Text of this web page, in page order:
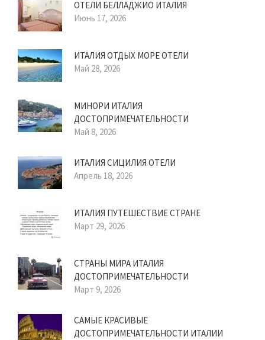
ОТЕЛИ БЕЛЛАДЖИО ИТАЛИЯ
Июнь 17, 2026
ИТАЛИЯ ОТДЫХ МОРЕ ОТЕЛИ
Май 28, 2026
МИНОРИ ИТАЛИЯ
ДОСТОПРИМЕЧАТЕЛЬНОСТИ
Май 8, 2026
ИТАЛИЯ СИЦИЛИЯ ОТЕЛИ
Апрель 18, 2026
ИТАЛИЯ ПУТЕШЕСТВИЕ СТРАНЕ
Март 29, 2026
СТРАНЫ МИРА ИТАЛИЯ
ДОСТОПРИМЕЧАТЕЛЬНОСТИ
Март 9, 2026
САМЫЕ КРАСИВЫЕ
ДОСТОПРИМЕЧАТЕЛЬНОСТИ ИТАЛИИ